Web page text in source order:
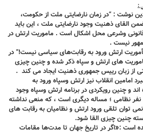
:
درپیامی ۲۹ فروردین نوشت : “در زمان نارضایتی ملت از حکومت،
القای ذهنیت وجود نارضایتی ملت ، این باید
وشرعی محل اشکال است . ماموریت ارتش در
نیست .
ارتش ورود به رقابت‌های سیاسی نیست!” در
های ارتش و سپاه ذکر شده و چنین چیزی
از زبان رییس جمهوری ذهنیت ایجاد می کند .
امامین انقلاب نیز ارتش وسپاه ورود به
و چنین رویکردی در برنامه ارتش وسپاه وجود
نفر نظامی ؛ مساله دیگری است ، که منعی نداشته
توان تلقی ورود ارتش و نظامیان به رقابت های
چنین چیزی القا شود.
است :«اگر در تاریخ جهان تا مدت‌ها مقامات